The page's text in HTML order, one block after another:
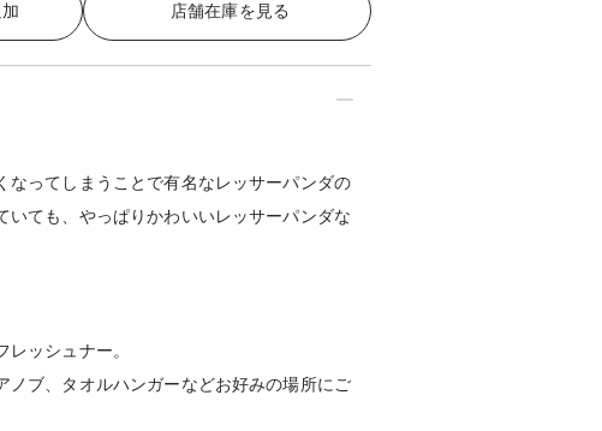
店舗在庫を見る
なってしまうことで有名なレッサーパンダの
いても、やっぱりかわいいレッサーパンダな
レッシュナー。
ノブ、タオルハンガーなどお好みの場所にご